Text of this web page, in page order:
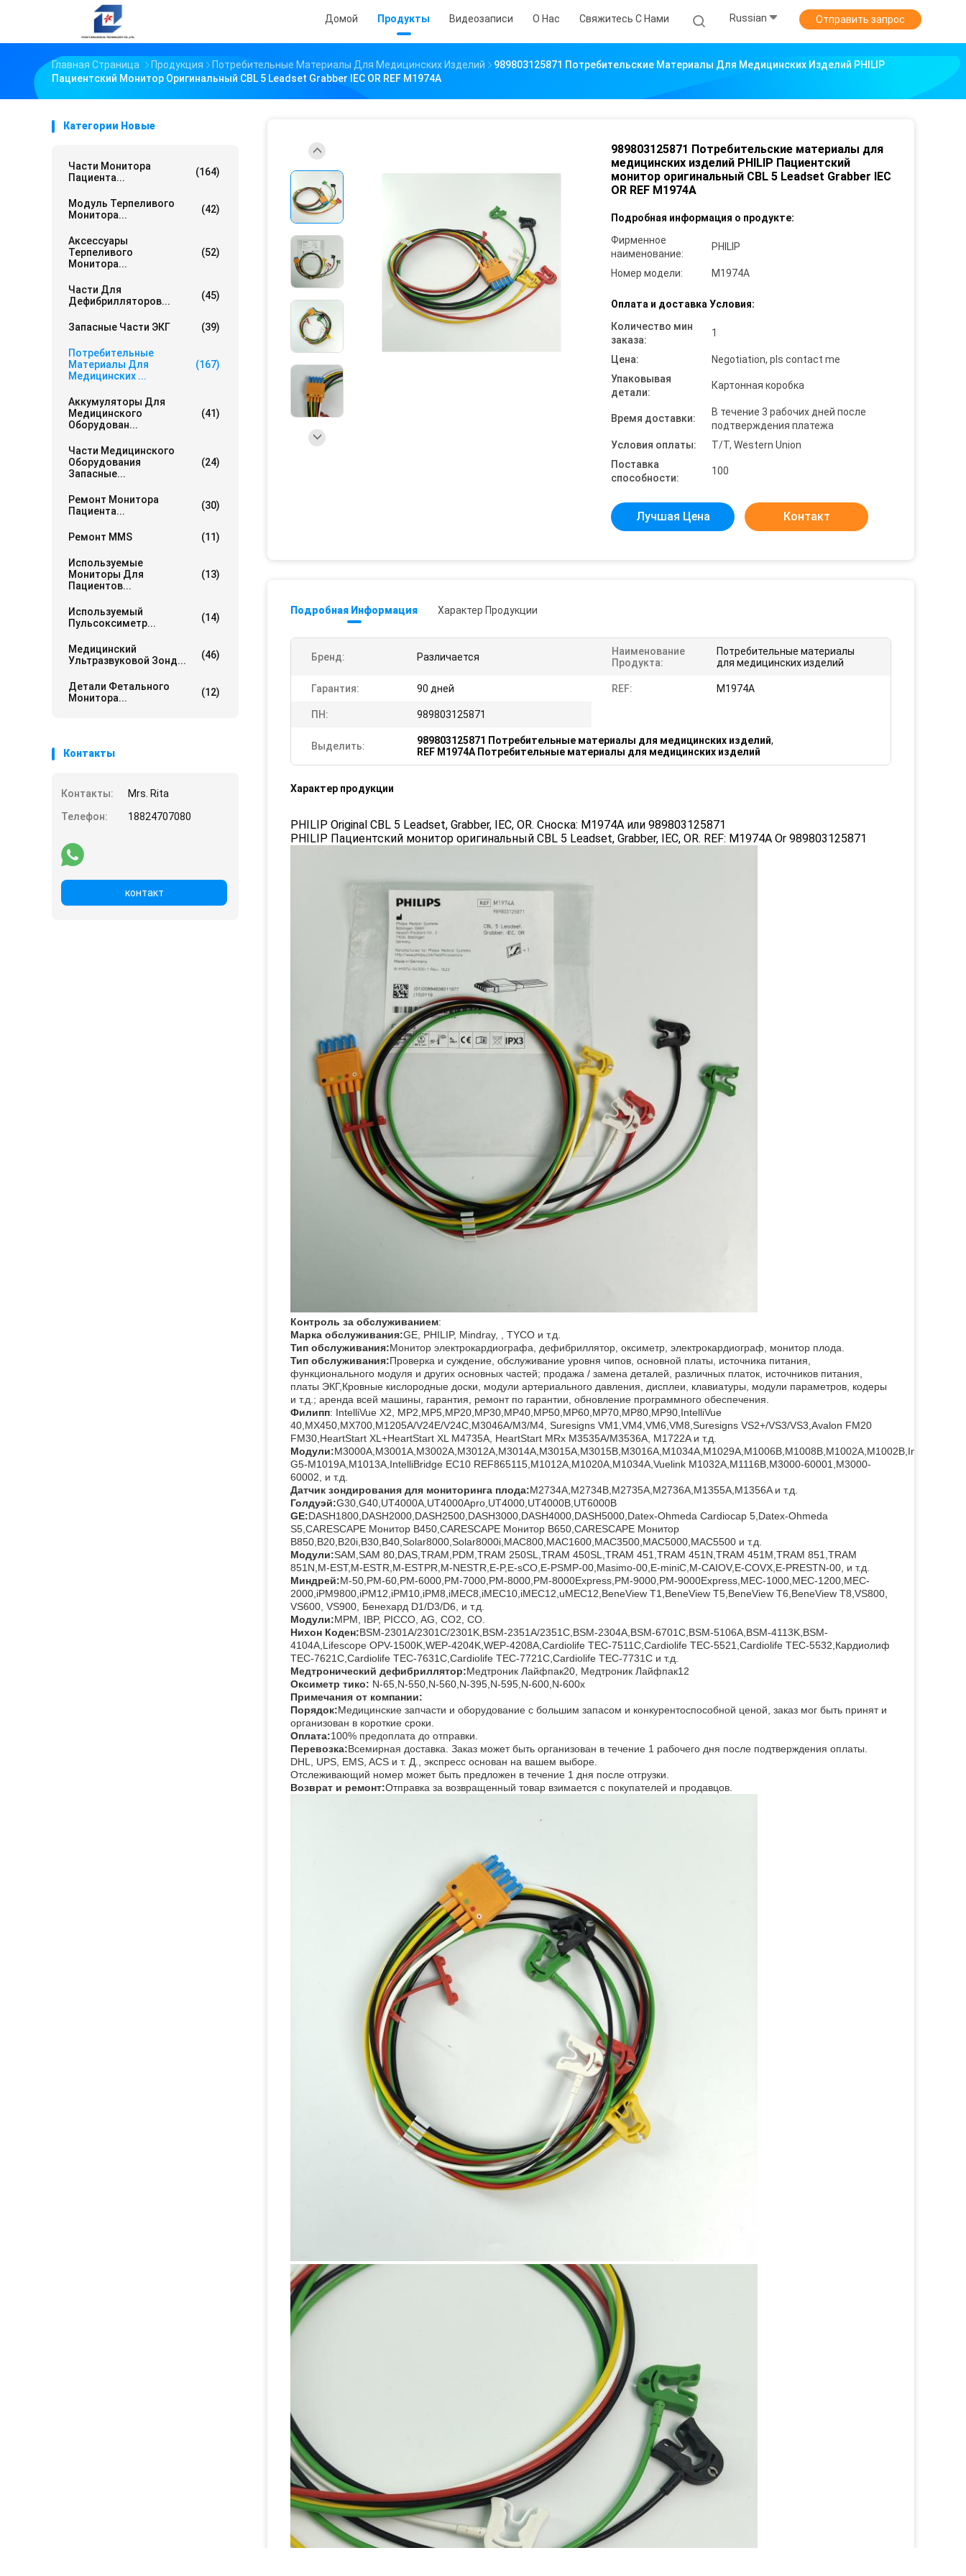
Домой Продукты Видеозаписи О Нас Свяжитесь С Нами Russian Отправить запрос
Главная Страница Продукция Потребительные Материалы Для Медицинских Изделий
989803125871 Потребительские Материалы Для Медицинских Изделий PHILIP
Пациентский Монитор Оригинальный CBL 5 Leadset Grabber IEC OR REF M1974A
Категории Новые
Части Монитора
Пациента...
(164)
Модуль Терпеливого
Монитора...
(42)
Аксессуары
Терпеливого
Монитора...
(52)
Части Для
Дефибрилляторов...
(45)
Запасные Части ЭКГ (39)
Потребительные
Материалы Для
Медицинских ...
(167)
Аккумуляторы Для
Медицинского
Оборудован...
(41)
Части Медицинского
Оборудования
Запасные...
(24)
Ремонт Монитора
Пациента...
(30)
Ремонт MMS (11)
Используемые
Мониторы Для
Пациентов...
(13)
Используемый
Пульсоксиметр...
(14)
Медицинский
Ультразвуковой Зонд...
(46)
Детали Фетального
Монитора...
(12)
Контакты
Контакты:
Mrs. Rita
Телефон:
18824707080
контакт
989803125871 Потребительские материалы для
медицинских изделий PHILIP Пациентский
монитор оригинальный CBL 5 Leadset Grabber IEC
OR REF M1974A
Подробная информация о продукте:
Фирменное
наименование:
PHILIP
Номер модели: M1974A
Оплата и доставка Условия:
Количество мин
заказа:
1
Цена:
Negotiation, pls contact me
Упаковывая
детали:
Картонная коробка
Время доставки:
В течение 3 рабочих дней после
подтверждения платежа
Условия оплаты:
T/T, Western Union
Поставка
способности:
100
Лучшая Цена Контакт
Подробная Информация Характер Продукции
Бренд: Различается
Наименование
Продукта:
Потребительные материалы
для медицинских изделий
Гарантия: 90 дней REF: M1974A
ПН: 989803125871
Выделить: 989803125871 Потребительные материалы для медицинских изделий,
REF M1974A Потребительные материалы для медицинских изделий
Характер продукции
PHILIP Original CBL 5 Leadset, Grabber, IEC, OR. Сноска: M1974A или 989803125871
PHILIP Пациентский монитор оригинальный CBL 5 Leadset, Grabber, IEC, OR. REF: M1974A Or 989803125871
Контроль за обслуживанием:
Марка обслуживания:GE, PHILIP, Mindray, , TYCO и т.д.
Тип обслуживания:Монитор электрокардиографа, дефибриллятор, оксиметр, электрокардиограф, монитор плода.
Тип обслуживания:Проверка и суждение, обслуживание уровня чипов, основной платы, источника питания,
функционального модуля и других основных частей; продажа / замена деталей, различных платок, источников питания,
платы ЭКГ,Кровные кислородные доски, модули артериального давления, дисплеи, клавиатуры, модули параметров, кодеры
и т.д.; аренда всей машины, гарантия, ремонт по гарантии, обновление программного обеспечения.
Филипп: IntelliVue X2, MP2,MP5,MP20,MP30,MP40,MP50,MP60,MP70,MP80,MP90,IntelliVue
40,MX450,MX700,M1205A/V24E/V24C,M3046A/M3/M4, Suresigns VM1,VM4,VM6,VM8,Suresigns VS2+/VS3/VS3,Avalon FM20
FM30,HeartStart XL+HeartStart XL M4735A, HeartStart MRx M3535A/M3536A, M1722A и т.д.
Модули:M3000A,M3001A,M3002A,M3012A,M3014A,M3015A,M3015B,M3016A,M1034A,M1029A,M1006B,M1008B,M1002A,M1002B,IntelliVue
G5-M1019A,M1013A,IntelliBridge EC10 REF865115,M1012A,M1020A,M1034A,Vuelink M1032A,M1116B,M3000-60001,M3000-
60002, и т.д.
Датчик зондирования для мониторинга плода:M2734A,M2734B,M2735A,M2736A,M1355A,M1356A и т.д.
Голдуэй:G30,G40,UT4000A,UT4000Apro,UT4000,UT4000B,UT6000B
GE:DASH1800,DASH2000,DASH2500,DASH3000,DASH4000,DASH5000,Datex-Ohmeda Cardiocap 5,Datex-Ohmeda
S5,CARESCAPE Монитор B450,CARESCAPE Монитор B650,CARESCAPE Монитор
B850,B20,B20i,B30,B40,Solar8000,Solar8000i,MAC800,MAC1600,MAC3500,MAC5000,MAC5500 и т.д.
Модули:SAM,SAM 80,DAS,TRAM,PDM,TRAM 250SL,TRAM 450SL,TRAM 451,TRAM 451N,TRAM 451M,TRAM 851,TRAM
851N,M-EST,M-ESTR,M-ESTPR,M-NESTR,E-P,E-sCO,E-PSMP-00,Masimo-00,E-miniC,M-CAIOV,E-COVX,E-PRESTN-00, и т.д.
Миндрей:M-50,PM-60,PM-6000,PM-7000,PM-8000,PM-8000Express,PM-9000,PM-9000Express,MEC-1000,MEC-1200,MEC-
2000,iPM9800,iPM12,iPM10,iPM8,iMEC8,iMEC10,iMEC12,uMEC12,BeneView T1,BeneView T5,BeneView T6,BeneView T8,VS800,
VS600, VS900, Бенехард D1/D3/D6, и т.д.
Модули:MPM, IBP, PICCO, AG, CO2, CO.
Нихон Коден:BSM-2301A/2301C/2301K,BSM-2351A/2351C,BSM-2304A,BSM-6701C,BSM-5106A,BSM-4113K,BSM-
4104A,Lifescope OPV-1500K,WEP-4204K,WEP-4208A,Cardiolife TEC-7511C,Cardiolife TEC-5521,Cardiolife TEC-5532,Кардиолиф
TEC-7621C,Cardiolife TEC-7631C,Cardiolife TEC-7721C,Cardiolife TEC-7731C и т.д.
Медтронический дефибриллятор:Медтроник Лайфпак20, Медтроник Лайфпак12
Оксиметр тико: N-65,N-550,N-560,N-395,N-595,N-600,N-600x
Примечания от компании:
Порядок:Медицинские запчасти и оборудование с большим запасом и конкурентоспособной ценой, заказ мог быть принят и
организован в короткие сроки.
Оплата:100% предоплата до отправки.
Перевозка:Всемирная доставка. Заказ может быть организован в течение 1 рабочего дня после подтверждения оплаты.
DHL, UPS, EMS, ACS и т. Д., экспресс основан на вашем выборе.
Отслеживающий номер может быть предложен в течение 1 дня после отгрузки.
Возврат и ремонт:Отправка за возвращенный товар взимается с покупателей и продавцов.